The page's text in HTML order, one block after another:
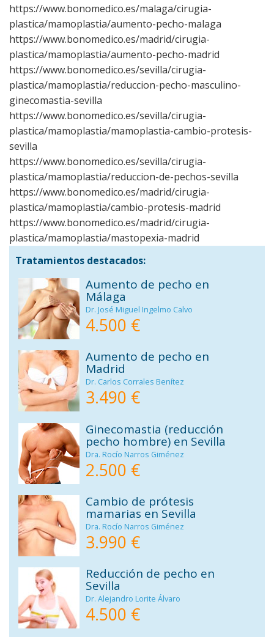
https://www.bonomedico.es/malaga/cirugia-
plastica/mamoplastia/aumento-pecho-malaga
https://www.bonomedico.es/madrid/cirugia-
plastica/mamoplastia/aumento-pecho-madrid
https://www.bonomedico.es/sevilla/cirugia-
plastica/mamoplastia/reduccion-pecho-masculino-
ginecomastia-sevilla
https://www.bonomedico.es/sevilla/cirugia-
plastica/mamoplastia/mamoplastia-cambio-protesis-
sevilla
https://www.bonomedico.es/sevilla/cirugia-
plastica/mamoplastia/reduccion-de-pechos-sevilla
https://www.bonomedico.es/madrid/cirugia-
plastica/mamoplastia/cambio-protesis-madrid
https://www.bonomedico.es/madrid/cirugia-
plastica/mamoplastia/mastopexia-madrid
Tratamientos destacados:
Aumento de pecho en
Málaga
Dr. José Miguel Ingelmo Calvo
4.500 €
Aumento de pecho en
Madrid
Dr. Carlos Corrales Benítez
3.490 €
Ginecomastia (reducción
pecho hombre) en Sevilla
Dra. Rocío Narros Giménez
2.500 €
Cambio de prótesis
mamarias en Sevilla
Dra. Rocío Narros Giménez
3.990 €
Reducción de pecho en
Sevilla
Dr. Alejandro Lorite Álvaro
4.500 €